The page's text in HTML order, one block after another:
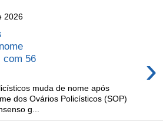
2026
com 56
›
muda de nome após
dos Ovários Policísticos (SOP)
g...